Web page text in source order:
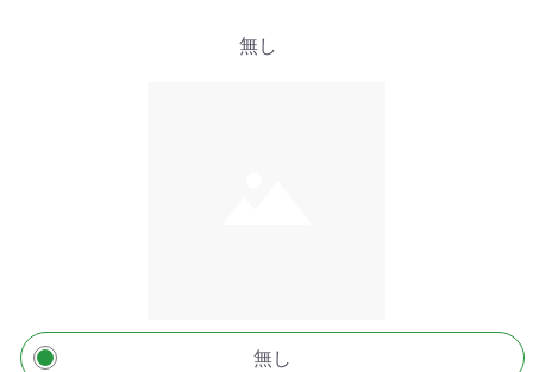
無し
無し